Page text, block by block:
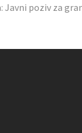
Javni poziv za